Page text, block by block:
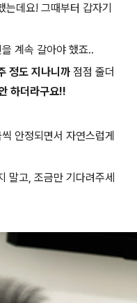
는데요! 그때부터 갑자기
계속 갈아야 했죠..
정도 지나니까 점점 줄더
하더라구요!!
안정되면서 자연스럽게
말고, 조금만 기다려주세